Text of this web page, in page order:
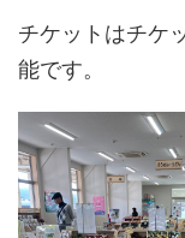
チケットはチケ
能です。